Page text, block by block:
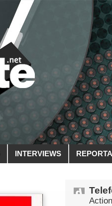
INTERVIEWS